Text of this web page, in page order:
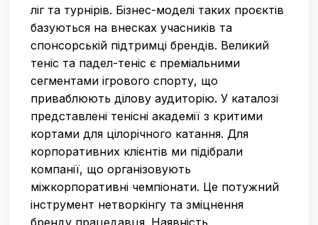
ліг та турнірів. Бізнес-моделі таких проєктів
базуються на внесках учасників та
спонсорській підтримці брендів. Великий
теніс та падел-теніс є преміальними
сегментами ігрового спорту, що
приваблюють ділову аудиторію. У каталозі
представлені тенісні академії з критими
кортами для цілорічного катання. Для
корпоративних клієнтів ми підібрали
компанії, що організовують
міжкорпоративні чемпіонати. Це потужний
інструмент нетворкінгу та зміцнення
бренду працедавця. Наявність